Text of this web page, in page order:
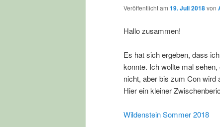
Veröffentlicht am 19. Juli 2018von
Hallo zusammen!
Es hat sich ergeben, dass
konnte. Ich wollte mal
nicht, aber bis zum Con wird
Hier ein kleiner
Wildenstein Sommer 2018